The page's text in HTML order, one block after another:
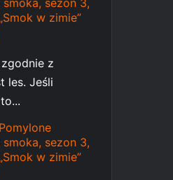
sezon 3,
w zimie”
z
les. Jeśli
Pomylone
sezon 3,
w zimie”